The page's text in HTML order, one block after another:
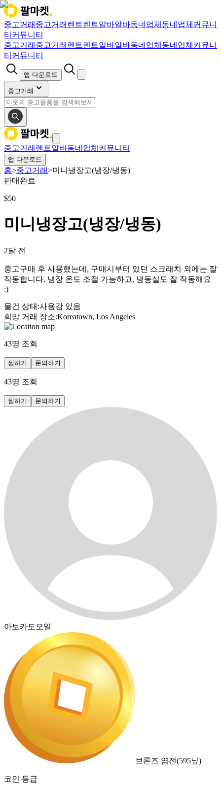
중고거래 중고거래 렌트렌트알바알바동네업체 동네업체 커뮤니
티 커뮤니티
중고거래 중고거래 렌트렌트알바알바동네업체 동네업체 커뮤니
티 커뮤니티
앱 다운로드
중고거래
중고거래 렌트알바동네업체 커뮤니티
앱 다운로드
홈>중고거래>미니냉장고(냉장/냉동)
판매완료
$50
미니냉장고(냉장/냉동)
2달 전
중고구매 후 사용했는데, 구매시부터 있던 스크래치 외에는 잘
작동합니다. 냉장 온도 조절 가능하고, 냉동실도 잘 작동해요
:)
물건 상태 :사용감 있음
희망 거래 장소:Koreatown, Los Angeles
43명 조회
찜하기 문의하기
43명 조회
찜하기 문의하기
아보카도오일
브론즈 엽전(595닢)
코인 등급